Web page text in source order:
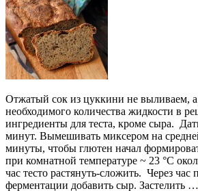
Отжатый сок из цуккини не выливаем,
необходимого количества жидкости в
ингредиенты для теста, кроме сыра.
минут. Вымешивать миксером на
минуты, чтобы глютен начал
при комнатной температуре ~ 23 °C
час тесто растянуть-сложить. Через час
ферментации добавить сыр. Застелить …